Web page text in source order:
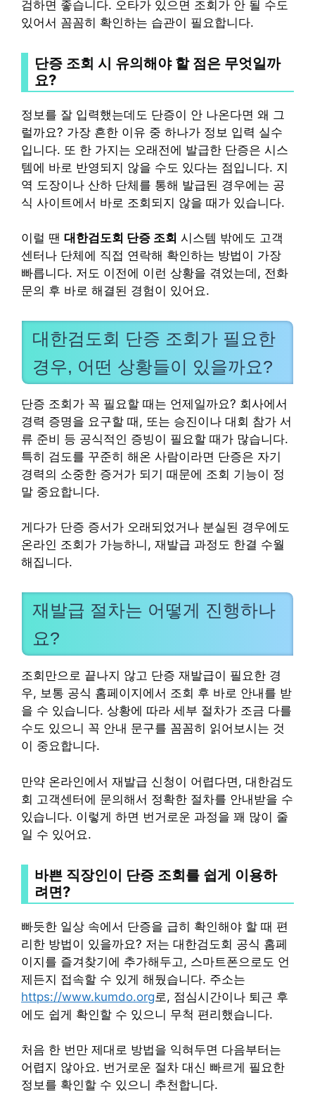
검하면 좋습니다. 오타가 있으면 조회가 안 될 수도
있어서 꼼꼼히 확인하는 습관이 필요합니다.
단증 조회 시 유의해야 할 점은 무엇일까
요?
정보를 잘 입력했는데도 단증이 안 나온다면 왜 그
럴까요? 가장 흔한 이유 중 하나가 정보 입력 실수
입니다. 또 한 가지는 오래전에 발급한 단증은 시스
템에 바로 반영되지 않을 수도 있다는 점입니다. 지
역 도장이나 산하 단체를 통해 발급된 경우에는 공
식 사이트에서 바로 조회되지 않을 때가 있습니다.
이럴 땐 대한검도회 단증 조회 시스템 밖에도 고객
센터나 단체에 직접 연락해 확인하는 방법이 가장
빠릅니다. 저도 이전에 이런 상황을 겪었는데, 전화
문의 후 바로 해결된 경험이 있어요.
대한검도회 단증 조회가 필요한
경우, 어떤 상황들이 있을까요?
단증 조회가 꼭 필요할 때는 언제일까요? 회사에서
경력 증명을 요구할 때, 또는 승진이나 대회 참가 서
류 준비 등 공식적인 증빙이 필요할 때가 많습니다.
특히 검도를 꾸준히 해온 사람이라면 단증은 자기
경력의 소중한 증거가 되기 때문에 조회 기능이 정
말 중요합니다.
게다가 단증 증서가 오래되었거나 분실된 경우에도
온라인 조회가 가능하니, 재발급 과정도 한결 수월
해집니다.
재발급 절차는 어떻게 진행하나
요?
조회만으로 끝나지 않고 단증 재발급이 필요한 경
우, 보통 공식 홈페이지에서 조회 후 바로 안내를 받
을 수 있습니다. 상황에 따라 세부 절차가 조금 다를
수도 있으니 꼭 안내 문구를 꼼꼼히 읽어보시는 것
이 중요합니다.
만약 온라인에서 재발급 신청이 어렵다면, 대한검도
회 고객센터에 문의해서 정확한 절차를 안내받을 수
있습니다. 이렇게 하면 번거로운 과정을 꽤 많이 줄
일 수 있어요.
바쁜 직장인이 단증 조회를 쉽게 이용하
려면?
빠듯한 일상 속에서 단증을 급히 확인해야 할 때 편
리한 방법이 있을까요? 저는 대한검도회 공식 홈페
이지를 즐겨찾기에 추가해두고, 스마트폰으로도 언
제든지 접속할 수 있게 해뒀습니다. 주소는
https://www.kumdo.org 로, 점심시간이나 퇴근 후
에도 쉽게 확인할 수 있으니 무척 편리했습니다.
처음 한 번만 제대로 방법을 익혀두면 다음부터는
어렵지 않아요. 번거로운 절차 대신 빠르게 필요한
정보를 확인할 수 있으니 추천합니다.